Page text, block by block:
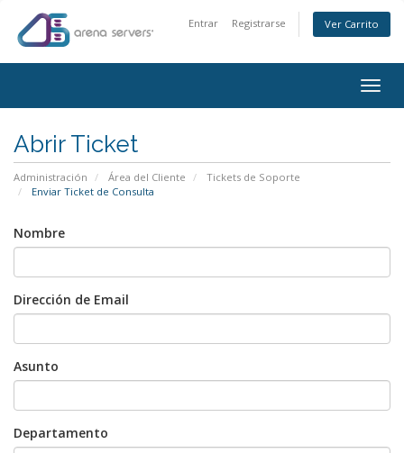
Entrar Registrarse Ver Carrito
Abrir Ticket
Administración Área del Cliente
Tickets de Soporte
Enviar Ticket de Consulta
Nombre
Dirección de Email
Asunto
Departamento